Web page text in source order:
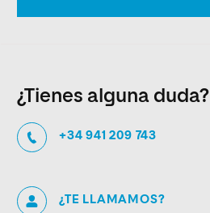
¿Tienes alguna duda?
+34 941 209 743
¿TE LLAMAMOS?